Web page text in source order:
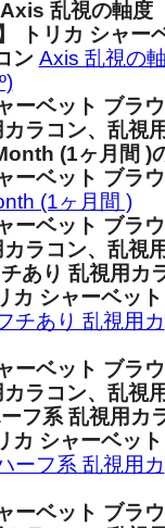
乱視の軸度
トリカ シャー
ン Axis 乱視の
ーベット ブラウ
ラコン、乱視
(1ヶ月間 )
ーベット ブラウ
(1ヶ月間 )
ーベット ブラウ
ラコン、乱視
あり 乱視用カ
カ シャーベット
チあり 乱視用カ
ーベット ブラウ
ラコン、乱視
フ系 乱視用カ
カ シャーベット
ーフ系 乱視用カ
ーベット ブラウ